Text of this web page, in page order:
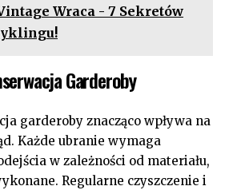
Wraca - 7 Sekretów
Garderoby
garderoby znacząco wpływa na
Każde ubranie wymaga
w zależności od materiału,
Regularne czyszczenie i